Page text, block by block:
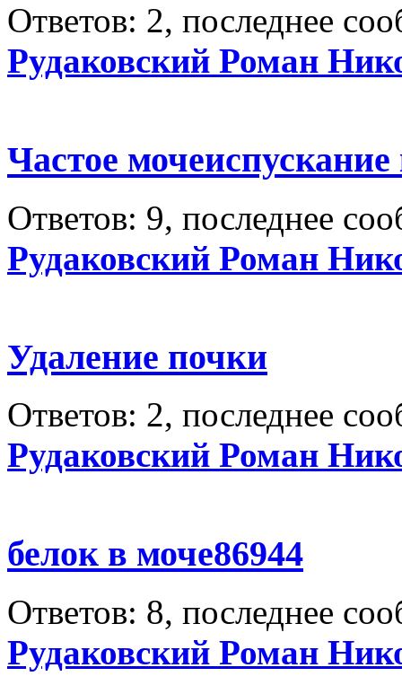
Ответов: 2, последнее
Рудаковский Роман
Частое
Ответов: 9, последнее
Рудаковский Роман
Удаление почки
Ответов: 2, последнее
Рудаковский Роман
белок в моче86944
Ответов: 8, последнее
Рудаковский Роман